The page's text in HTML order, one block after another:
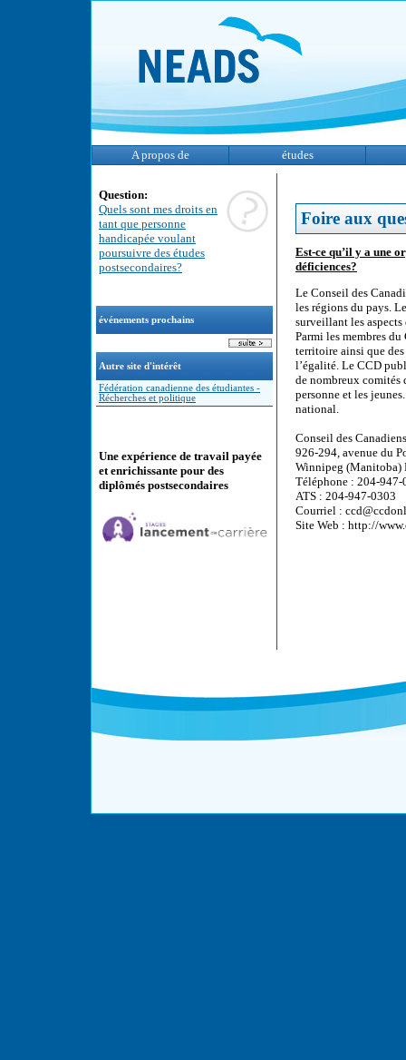
A propos de études
Question:
Quels sont mes droits en
tant que personne
handicapée voulant
poursuivre des études
postsecondaires?
événements prochains
Autre site d'intérêt
Fédération canadienne des étudiantes -
Récherches et politique
Une expérience de travail payée
et enrichissante pour des
diplômés postsecondaires
Foire aux
Est-ce qu’il y a une
déficiences?
Le Conseil des
les régions du pays.
surveillant les aspects
Parmi les membres
territoire ainsi que
l’égalité. Le CCD
de nombreux comités
personne et les
national.
Conseil des
926-294, avenue du
Winnipeg (Manitoba)
Téléphone : 204-947-
ATS : 204-947-0303
Courriel :
Site Web : http://